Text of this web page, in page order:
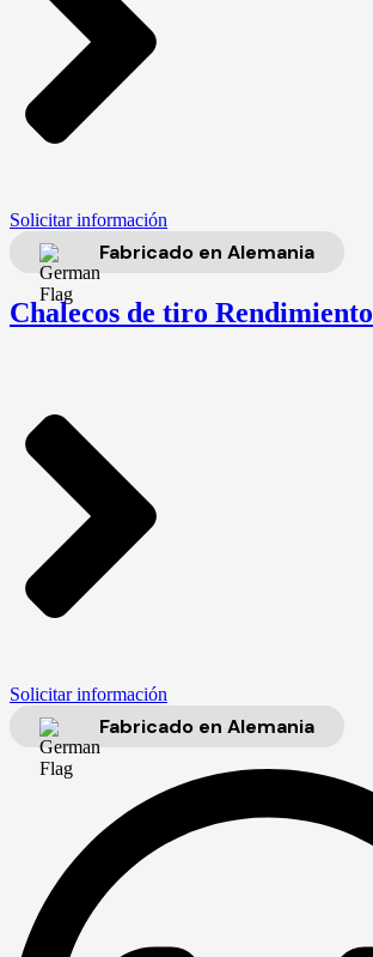
Solicitar información
Fabricado en Alemania
Chalecos de tiro Rendimiento
Solicitar información
Fabricado en Alemania